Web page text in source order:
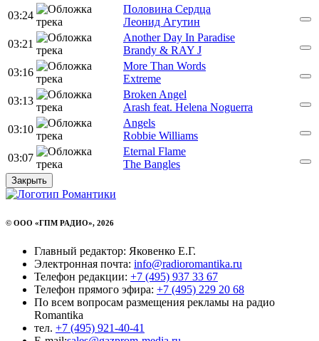
03:24
Половина Сердца
Леонид Агутин
03:21
Another Day In Paradise
Brandy & RAY J
03:16
More Than Words
Extreme
03:13
Broken Angel
Arash feat. Helena Noguerra
03:10
Angels
Robbie Williams
03:07
Eternal Flame
The Bangles
Закрыть
© ООО «ГПМ РАДИО», 2026
Главный редактор: Яковенко Е.Г.
Электронная почта: info@radioromantika.ru
Телефон редакции: +7 (495) 937 33 67
Телефон прямого эфира: +7 (495) 229 20 68
По всем вопросам размещения рекламы на радио
Romantika
тел. +7 (495) 921-40-41